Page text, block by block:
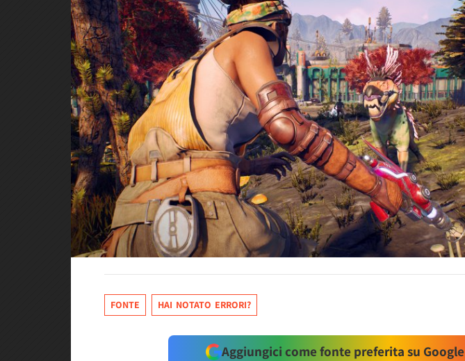
FONTE HAI NOTATO ERRORI?
Aggiungici come fonte preferita su Google